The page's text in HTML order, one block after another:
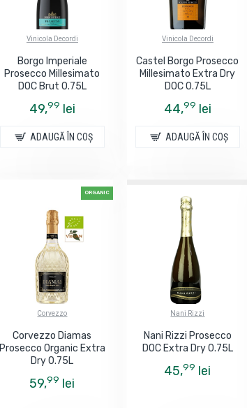
Vinicola Decordi
Borgo Imperiale
Prosecco Millesimato
DOC Brut 0.75L
49,99 lei
ADAUGĂ ÎN COŞ
Vinicola Decordi
Castel Borgo Prosecco
Millesimato Extra Dry
DOC 0.75L
44,99 lei
ADAUGĂ ÎN COŞ
ORGANIC
Corvezzo
Corvezzo Diamas
Prosecco Organic Extra
Dry 0.75L
59,99 lei
Nani Rizzi
Nani Rizzi Prosecco
DOC Extra Dry 0.75L
45,99 lei